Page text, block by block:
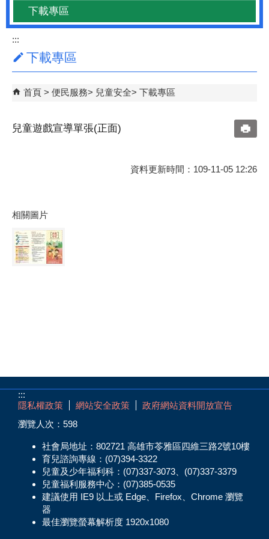
下載專區
:::
下載專區
首頁 便民服務 兒童安全 下載專區
兒童遊戲宣導單張(正面)
資料更新時間：109-11-05 12:26
相關圖片
:::
隱私權政策
網站安全政策
政府網站資料開放宣告
瀏覽人次： 598
社會局地址：802721 高雄市苓雅區四維三路2號10樓
育兒諮詢專線：(07)394-3322
兒童及少年福利科：(07)337-3073、(07)337-3379
兒童福利服務中心：(07)385-0535
建議使用 IE9 以上或 Edge、Firefox、Chrome 瀏覽
器
最佳瀏覽螢幕解析度 1920x1080